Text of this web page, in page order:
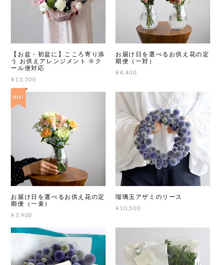
【お盆・初盆に】こころ寄り添
う お供えアレンジメント ※ク
ール便対応
¥13,500
お届け日を選べるお供え花の定
期便（一対）
¥4,400
お届け日を選べるお供え花の定
期便（一束）
¥3,900
瑠璃玉アザミのリース
¥10,500